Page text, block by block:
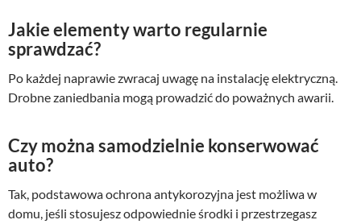
Jakie elementy warto regularnie
sprawdzać?
Po każdej naprawie zwracaj uwagę na instalację elektryczną.
Drobne zaniedbania mogą prowadzić do poważnych awarii.
Czy można samodzielnie konserwować
auto?
Tak, podstawowa ochrona antykorozyjna jest możliwa w
domu, jeśli stosujesz odpowiednie środki i przestrzegasz